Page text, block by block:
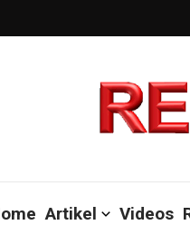
Artikel Videos